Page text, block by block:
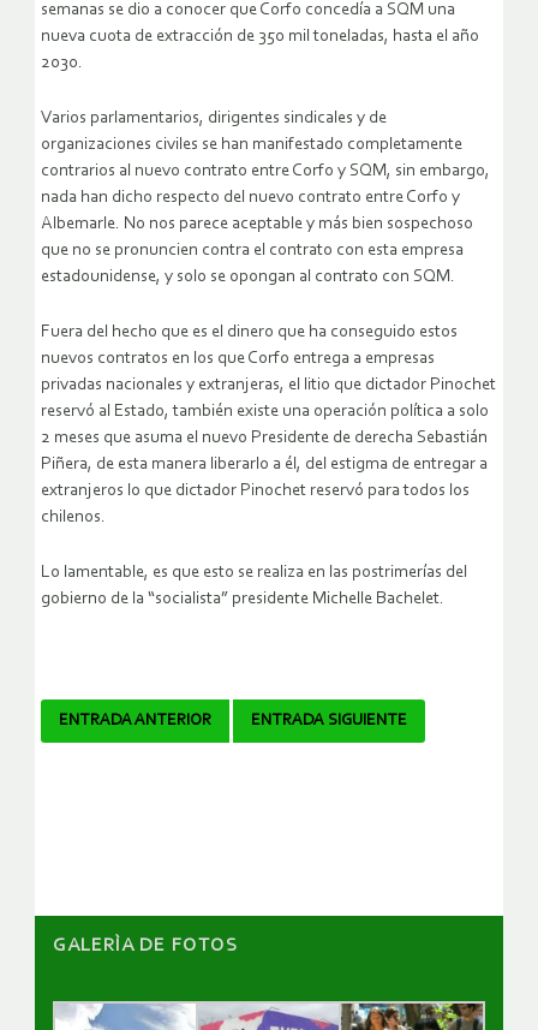
semanas se dio a conocer que Corfo concedía a SQM una
nueva cuota de extracción de 350 mil toneladas, hasta el año
2030.
Varios parlamentarios, dirigentes sindicales y de
organizaciones civiles se han manifestado completamente
contrarios al nuevo contrato entre Corfo y SQM, sin embargo,
nada han dicho respecto del nuevo contrato entre Corfo y
Albemarle. No nos parece aceptable y más bien sospechoso
que no se pronuncien contra el contrato con esta empresa
estadounidense, y solo se opongan al contrato con SQM.
Fuera del hecho que es el dinero que ha conseguido estos
nuevos contratos en los que Corfo entrega a empresas
privadas nacionales y extranjeras, el litio que dictador Pinochet
reservó al Estado, también existe una operación política a solo
2 meses que asuma el nuevo Presidente de derecha Sebastián
Piñera, de esta manera liberarlo a él, del estigma de entregar a
extranjeros lo que dictador Pinochet reservó para todos los
chilenos.
Lo lamentable, es que esto se realiza en las postrimerías del
gobierno de la “socialista” presidente Michelle Bachelet.
Navegador
ENTRADA ANTERIOR ENTRADA SIGUIENTE
GALERÌA DE FOTOS